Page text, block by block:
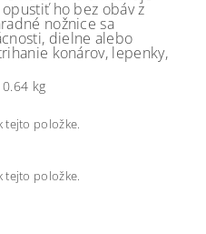
ho bez obáv z
nožnice sa
dielne alebo
konárov, lepenky,
0.64 kg
tejto položke.
tejto položke.